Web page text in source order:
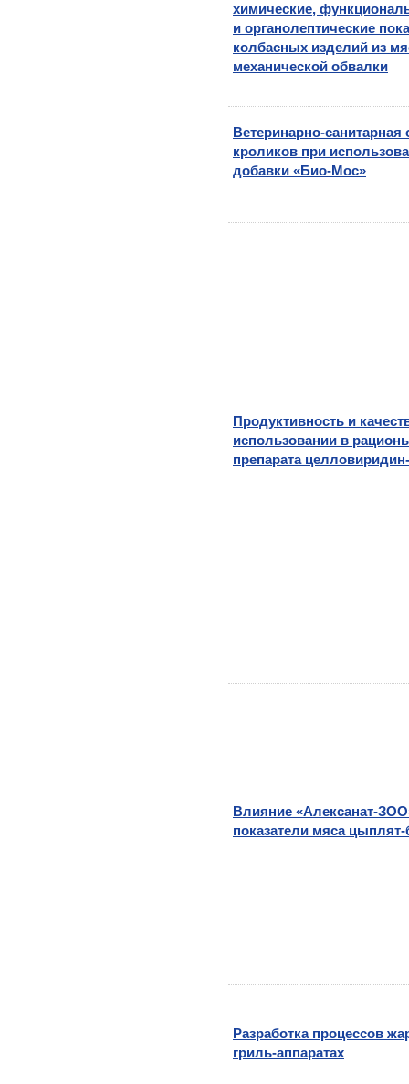
химические,
и органолептические
колбасных изделий из
механической обвалки
Ветеринарно-санитарная
кроликов при
добавки «Био-Мос»
Продуктивность и
использовании в
препарата
Влияние «Алексанат-
показатели мяса
Разработка процессов
гриль-аппаратах